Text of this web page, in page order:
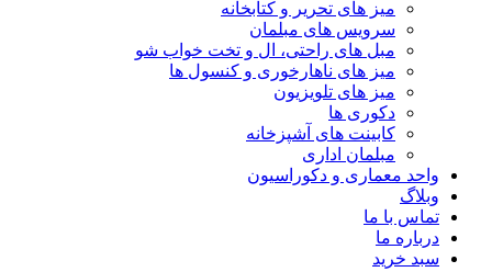
میز های تحریر و کتابخانه
سرویس های مبلمان
مبل های راحتی، ال و تخت خواب شو
میز های ناهارخوری و کنسول ها
میز های تلویزیون
دکوری ها
کابینت های آشپزخانه
مبلمان اداری
واحد معماری و دکوراسیون
وبلاگ
تماس با ما
درباره ما
سبد خرید